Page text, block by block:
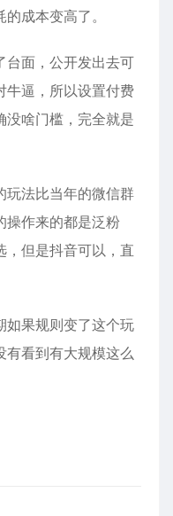
成本变高了。
台面，公开发出去可
牛逼，所以设置付费
没啥门槛，完全就是
玩法比当年的微信群
操作来的都是泛粉
，但是抖音可以，直
如果规则变了这个玩
有看到有大规模这么